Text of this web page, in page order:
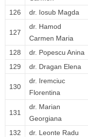
126 dr. Iosub Magda
127
dr. Hamod
Carmen Maria
128 dr. Popescu Anina
129
dr. Dragan Elena
130
dr. Iremciuc
Florentina
131
dr. Marian
Georgiana
132 dr. Leonte Radu